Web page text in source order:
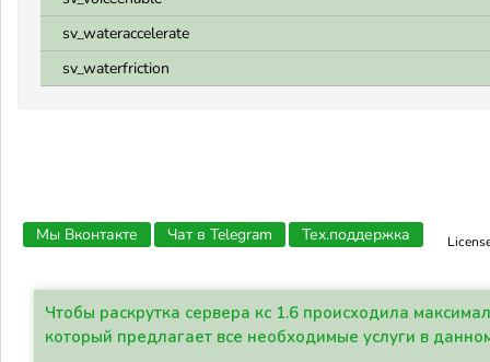
sv_wateraccelerate
sv_waterfriction
Мы Вконтакте Чат в Telegram Тех.поддержка
Чтобы раскрутка сервера кс 1.6 происходила
который предлагает все необходимые услуги в